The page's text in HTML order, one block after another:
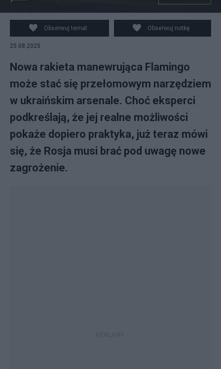
na zdjęciu: screenshot z nagrania ze startu samolotu
wyposażonego w rakietę Flamingo. fot. X
Obserwuj temat Obserwuj notkę
25.08.2025
Nowa rakieta manewrująca Flamingo
może stać się przełomowym narzędziem
w ukraińskim arsenale. Choć eksperci
podkreślają, że jej realne możliwości
pokaże dopiero praktyka, już teraz mówi
się, że Rosja musi brać pod uwagę nowe
zagrożenie.